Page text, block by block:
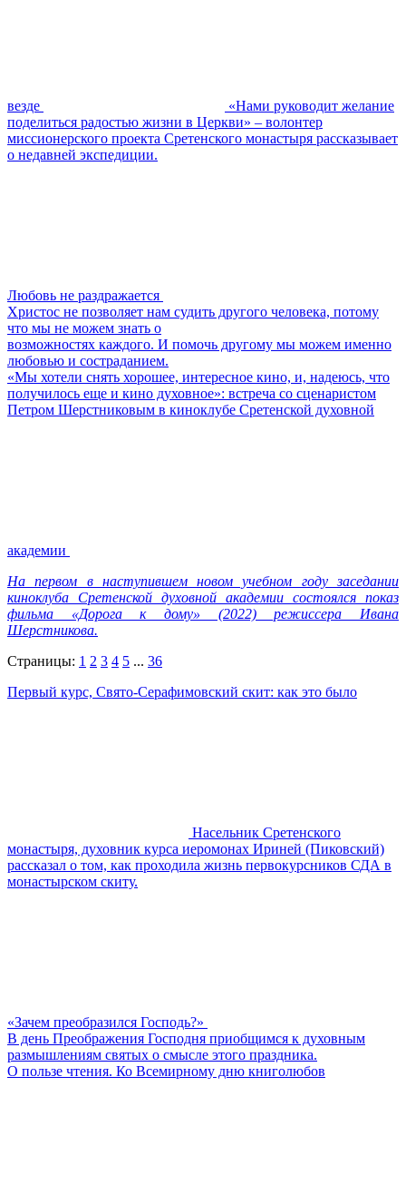
везде
«Нами руководит желание
поделиться радостью жизни в Церкви» – волонтер
миссионерского проекта Сретенского монастыря рассказывает
о недавней экспедиции.
Любовь не раздражается
Христос не позволяет нам судить другого человека, потому
что мы не можем знать о
возможностях каждого. И помочь другому мы можем именно
любовью и состраданием.
«Мы хотели снять хорошее, интересное кино, и, надеюсь, что
получилось еще и кино духовное»: встреча со сценаристом
Петром Шерстниковым в киноклубе Сретенской духовной
академии
На первом в наступившем новом учебном году заседании
киноклуба Сретенской духовной академии состоялся показ
фильма «Дорога к дому» (2022) режиссера Ивана
Шерстникова.
Страницы: 1 2 3 4 5 ... 36
Первый курс, Свято-Серафимовский скит: как это было
Насельник Сретенского
монастыря, духовник курса иеромонах Ириней (Пиковский)
рассказал о том, как проходила жизнь первокурсников СДА в
монастырском скиту.
«Зачем преобразился Господь?»
В день Преображения Господня приобщимся к духовным
размышлениям святых о смысле этого праздника.
О пользе чтения. Ко Всемирному дню книголюбов